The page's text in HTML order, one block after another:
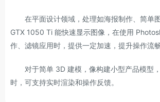
在平面设计领域，处理如海报制作、简单图
GTX 1050 Ti 能快速显示图像，在使用
作、滤镜应用时，提供一定加速，提升操作流畅
对于简单 3D 建模，像构建小型产品模型
时，可支持实时渲染和操作反馈。